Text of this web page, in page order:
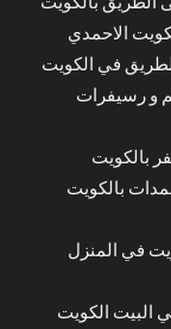
الاحمدي
في الكويت
و رسيفرات
بالكويت
بالكويت
في المنزل
البيت الكويت